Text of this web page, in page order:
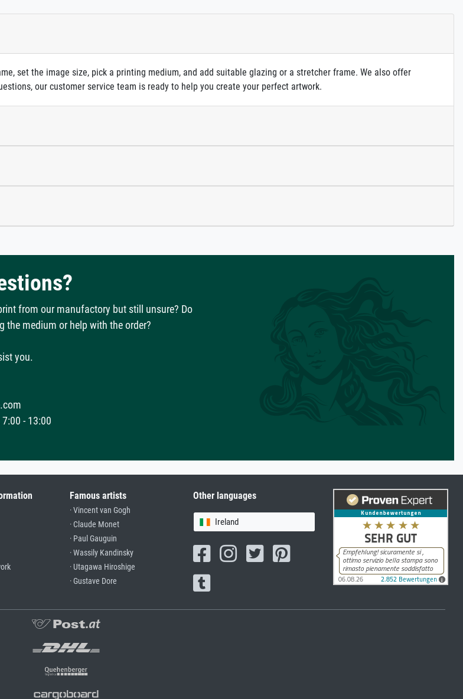
set the image size, pick a printing medium, and add suitable glazing or a stretcher frame. We also offer
our customer service team is ready to help you create your perfect artwork.
from our manufactory but still unsure? Do
the medium or help with the order?
you.
- 13:00
Famous artists
· Vincent van Gogh
· Claude Monet
· Paul Gauguin
· Wassily Kandinsky
· Utagawa Hiroshige
· Gustave Dore
Other languages
Ireland